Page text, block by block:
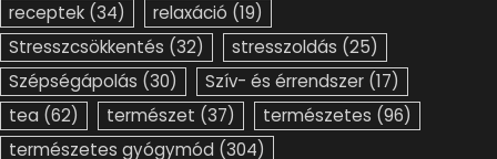
receptek (34) relaxáció (19)
Stresszcsökkentés (32) stresszoldás (25)
Szépségápolás (30) Szív- és érrendszer (17)
tea (62) természet (37) természetes (96)
természetes gyógymód (304)